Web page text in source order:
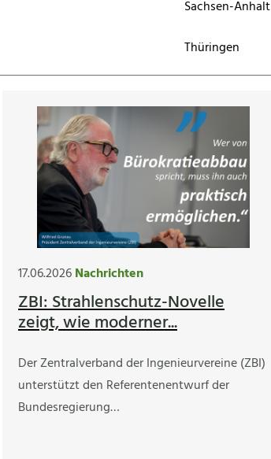
Sachsen-Anhalt
Thüringen
17.06.2026Nachrichten
ZBI: Strahlenschutz-Novelle
zeigt, wie moderner...
Der Zentralverband der Ingenieurvereine (ZBI)
unterstützt den Referentenentwurf der
Bundesregierung…